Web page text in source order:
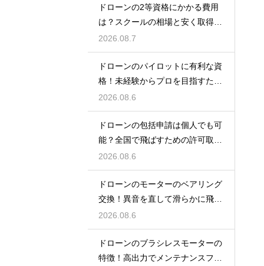
ドローンの2等資格にかかる費用
は？スクールの相場と安く取得す
る裏技
2026.08.7
ドローンのパイロットに有利な資
格！未経験からプロを目指すため
のスクール
2026.08.6
ドローンの包括申請は個人でも可
能？全国で飛ばすための許可取得
マニュアル
2026.08.6
ドローンのモーターのベアリング
交換！異音を直して滑らかに飛ば
す術
2026.08.6
ドローンのブラシレスモーターの
特徴！高出力でメンテナンスフリ